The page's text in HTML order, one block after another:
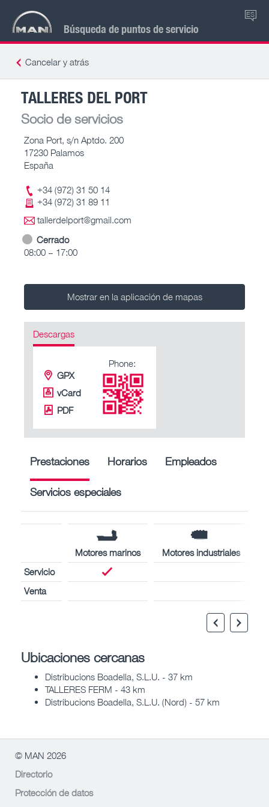
Búsqueda de puntos de servicio
ES
Cancelar y atrás
TALLERES DEL PORT
Socio de servicios
Zona Port, s/n Aptdo. 200
17230 Palamos
España
+34 (972) 31 50 14
+34 (972) 31 89 11
tallerdelport@gmail.com
Cerrado
08:00 – 17:00
Mostrar en la aplicación de mapas
Descargas
GPX
vCard
PDF
Phone:
Prestaciones Horarios Empleados
Servicios especiales
Motores marinos
Motores industriales
Servicio
Venta
Ubicaciones cercanas
Distribucions Boadella, S.L.U. - 37 km
TALLERES FERM - 43 km
Distribucions Boadella, S.L.U. (Nord) - 57 km
© MAN 2026
Directorio
Protección de datos